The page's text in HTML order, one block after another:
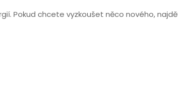
Pokud chcete vyzkoušet něco nového,